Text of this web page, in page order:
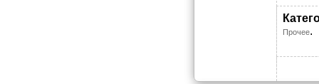
Прочее.